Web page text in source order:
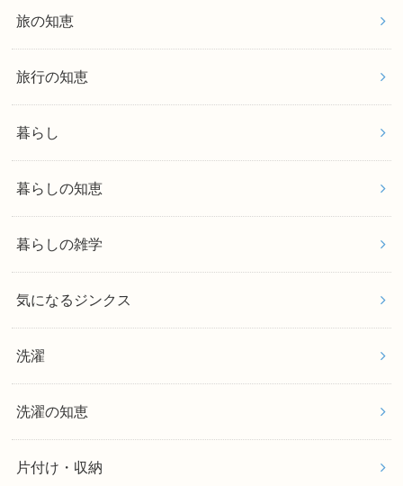
旅の知恵
旅行の知恵
暮らし
暮らしの知恵
暮らしの雑学
気になるジンクス
洗濯
洗濯の知恵
片付け・収納